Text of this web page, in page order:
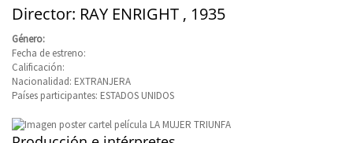
Director: RAY ENRIGHT , 1935
Género:
Fecha de estreno:
Calificación:
Nacionalidad: EXTRANJERA
Países participantes: ESTADOS UNIDOS